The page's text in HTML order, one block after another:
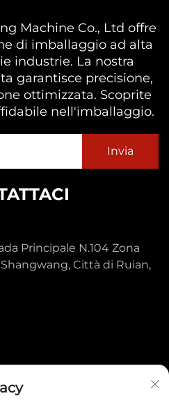
Machine Co., Ltd offre
di imballaggio ad alta
industrie. La nostra
garantisce precisione,
ottimizzata. Scoprite
nell'imballaggio.
Principale N.104 Zona
Città di Ruian,